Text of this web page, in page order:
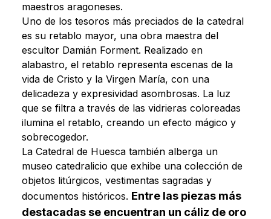
maestros aragoneses.
Uno de los tesoros más preciados de la catedral
es su retablo mayor, una obra maestra del
escultor Damián Forment. Realizado en
alabastro, el retablo representa escenas de la
vida de Cristo y la Virgen María, con una
delicadeza y expresividad asombrosas. La luz
que se filtra a través de las vidrieras coloreadas
ilumina el retablo, creando un efecto mágico y
sobrecogedor.
La Catedral de Huesca también alberga un
museo catedralicio que exhibe una colección de
objetos litúrgicos, vestimentas sagradas y
documentos históricos. Entre las piezas más
destacadas se encuentran un cáliz de oro